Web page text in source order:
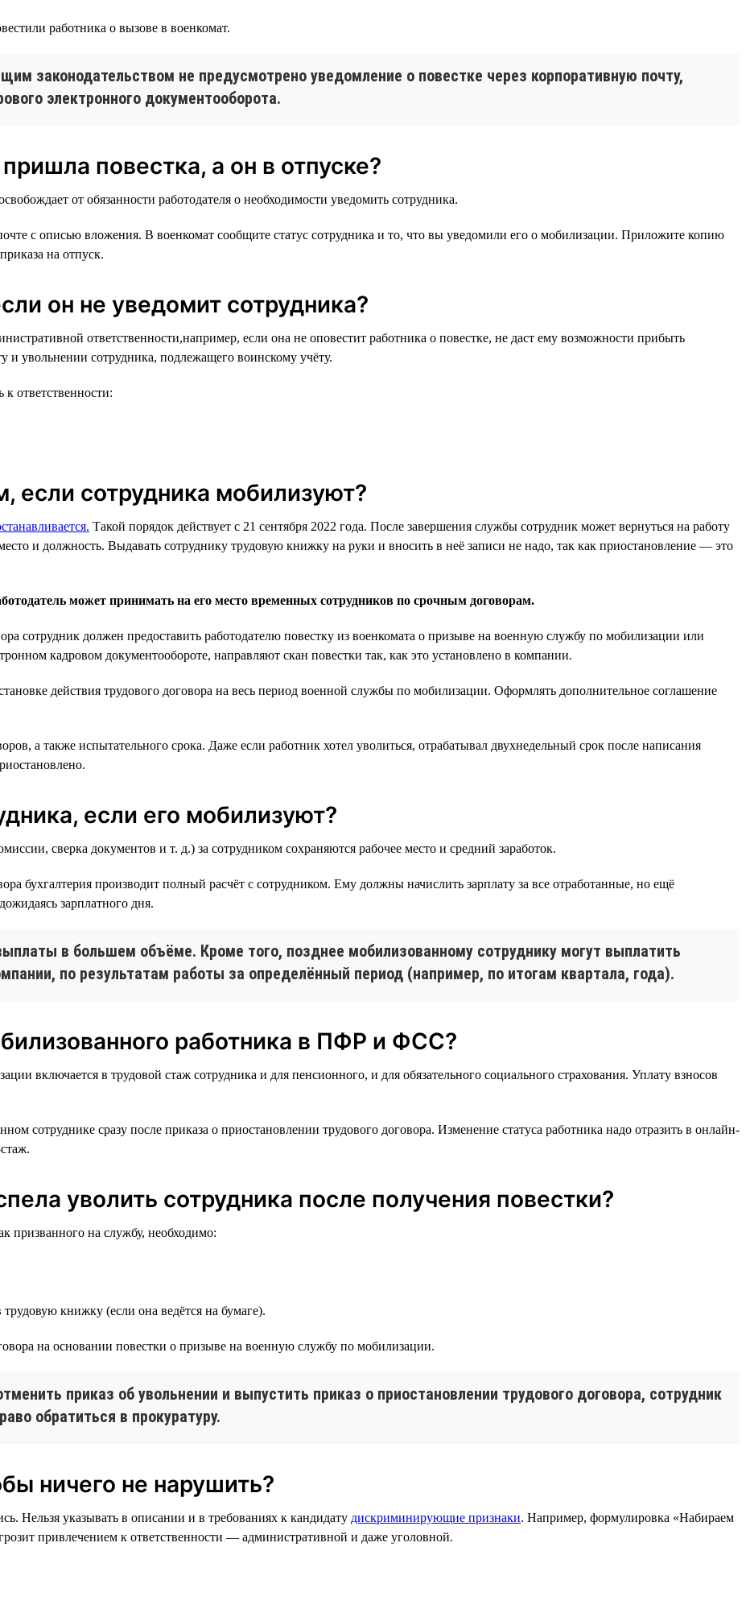
работника о вызове в военкомат.
законодательством не предусмотрено уведомление о повестке через корпоративную почту,
электронного документооборота.
повестка, а он в отпуске?
от обязанности работодателя о необходимости уведомить сотрудника.
с описью вложения. В военкомат сообщите статус сотрудника и то, что вы уведомили его о мобилизации. Приложите копию
на отпуск.
он не уведомит сотрудника?
ответственности,например, если она не оповестит работника о повестке, не даст ему возможности прибыть
и увольнении сотрудника, подлежащего воинскому учёту.
ответственности:
если сотрудника мобилизуют?
Такой порядок действует с 21 сентября 2022 года. После завершения службы сотрудник может вернуться на работу
и должность. Выдавать сотруднику трудовую книжку на руки и вносить в неё записи не надо, так как приостановление — это
может принимать на его место временных сотрудников по срочным договорам.
сотрудник должен предоставить работодателю повестку из военкомата о призыве на военную службу по мобилизации или
кадровом документообороте, направляют скан повестки так, как это установлено в компании.
действия трудового договора на весь период военной службы по мобилизации. Оформлять дополнительное соглашение
а также испытательного срока. Даже если работник хотел уволиться, отрабатывал двухнедельный срок после написания
если его мобилизуют?
сверка документов и т. д.) за сотрудником сохраняются рабочее место и средний заработок.
бухгалтерия производит полный расчёт с сотрудником. Ему должны начислить зарплату за все отработанные, но ещё
зарплатного дня.
в большем объёме. Кроме того, позднее мобилизованному сотруднику могут выплатить
по результатам работы за определённый период (например, по итогам квартала, года).
работника в ПФР и ФСС?
включается в трудовой стаж сотрудника и для пенсионного, и для обязательного социального страхования. Уплату взносов
сотруднике сразу после приказа о приостановлении трудового договора. Изменение статуса работника надо отразить в онлайн-
уволить сотрудника после получения повестки?
призванного на службу, необходимо:
книжку (если она ведётся на бумаге).
на основании повестки о призыве на военную службу по мобилизации.
приказ об увольнении и выпустить приказ о приостановлении трудового договора, сотрудник
обратиться в прокуратуру.
ничего не нарушить?
Нельзя указывать в описании и в требованиях к кандидату дискриминирующие признаки. Например, формулировка «Набираем
привлечением к ответственности — административной и даже уголовной.